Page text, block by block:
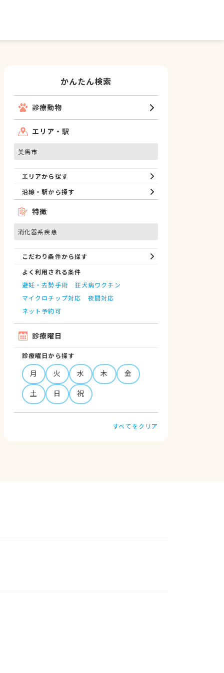
かんたん検索
診療動物
エリア・駅
美馬市
エリアから探す
沿線・駅から探す
特徴
消化器系疾患
こだわり条件から探す
よく利用される条件
避妊・去勢手術
狂犬病ワクチン
マイクロチップ対応
夜間対応
ネット予約可
診療曜日
診療曜日から探す
月 火 水 木
金
土
日 祝
すべてをクリア